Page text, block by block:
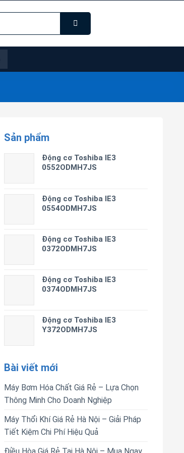
Sản phẩm
Động cơ Toshiba IE3
0552ODMH7JS
Động cơ Toshiba IE3
0554ODMH7JS
Động cơ Toshiba IE3
0372ODMH7JS
Động cơ Toshiba IE3
0374ODMH7JS
Động cơ Toshiba IE3
Y372ODMH7JS
Bài viết mới
Máy Bơm Hóa Chất Giá Rẻ – Lựa Chọn
Thông Minh Cho Doanh Nghiệp
Máy Thổi Khí Giá Rẻ Hà Nội – Giải Pháp
Tiết Kiệm Chi Phí Hiệu Quả